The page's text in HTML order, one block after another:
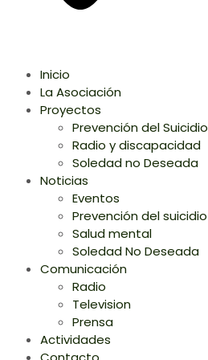
Inicio
La Asociación
Proyectos
Prevención del Suicidio
Radio y discapacidad
Soledad no Deseada
Noticias
Eventos
Prevención del suicidio
Salud mental
Soledad No Deseada
Comunicación
Radio
Television
Prensa
Actividades